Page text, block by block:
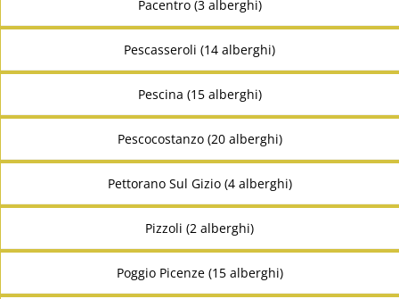
Pacentro (3 alberghi)
Pescasseroli (14 alberghi)
Pescina (15 alberghi)
Pescocostanzo (20 alberghi)
Pettorano Sul Gizio (4 alberghi)
Pizzoli (2 alberghi)
Poggio Picenze (15 alberghi)